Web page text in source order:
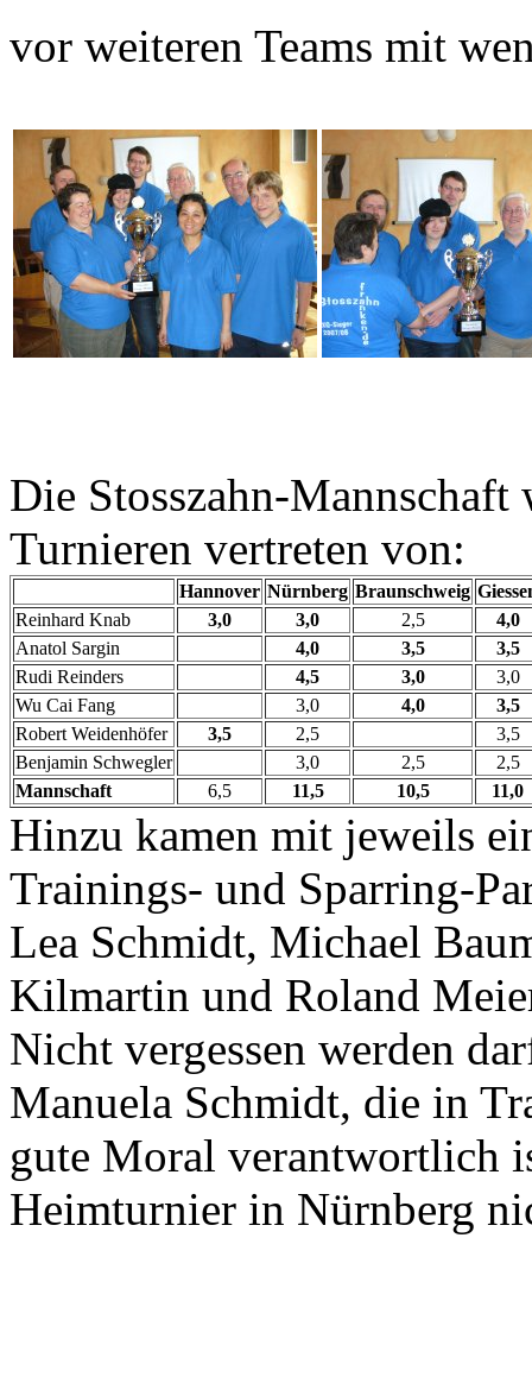
vor weiteren Teams mit
Die Stosszahn-
Turnieren vertreten von:
Hannover Nürnberg Braunschweig
Reinhard Knab
3,0 3,0 2,5
4,0
Anatol Sargin
4,0 3,5
3,5
Rudi Reinders
4,5 3,0
3,0
Wu Cai Fang
3,0 4,0
3,5
Robert Weidenhöfer
3,5 2,5
3,5
Benjamin Schwegler
3,0 2,5
2,5
Mannschaft
6,5 11,5 10,5 11,0
Hinzu kamen mit jeweils
Trainings- und Sparring-
Lea Schmidt, Michael
Kilmartin und Roland
Nicht vergessen werden
Manuela Schmidt, die in
gute Moral verantwortlich
Heimturnier in Nürnberg